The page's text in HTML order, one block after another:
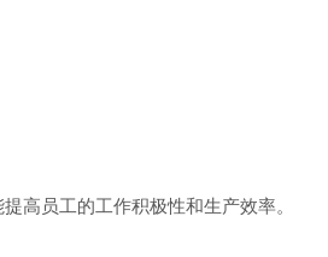
员工的工作积极性和生产效率。